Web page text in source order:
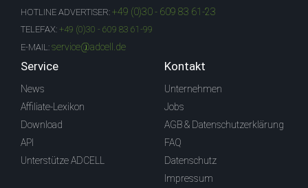
HOTLINE ADVERTISER: +49 (0)30 - 609 83 61-23
TELEFAX: +49 (0)30 - 609 83 61-99
E-MAIL: service@adcell.de
Service
News
Affiliate-Lexikon
Download
API
Unterstütze ADCELL
Kontakt
Unternehmen
Jobs
AGB & Datenschutzerklärung
FAQ
Datenschutz
Impressum